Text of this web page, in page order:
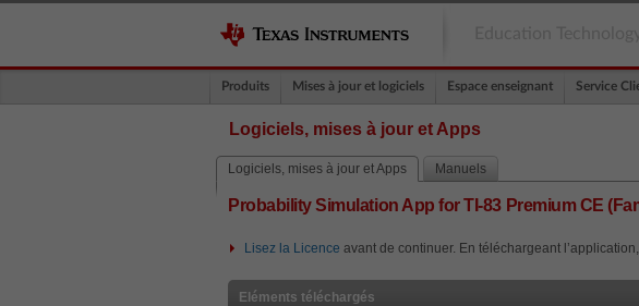
Produits Mises à jour et logiciels Espace enseignant Service
Logiciels, mises à jour et Apps
Logiciels, mises à jour et Apps Manuels
Probability Simulation App for TI-83 Premium CE
Lisez la Licence avant de continuer. En téléchargeant
Eléments téléchargés